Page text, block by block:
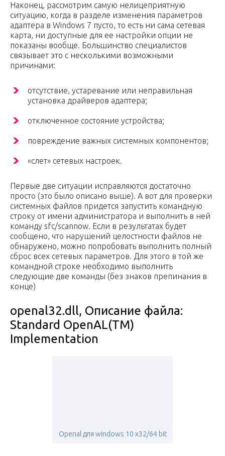
Наконец, рассмотрим самую нелицеприятную
ситуацию, когда в разделе изменения параметров
адаптера в Windows 7 пусто, то есть ни сама сетевая
карта, ни доступные для ее настройки опции не
показаны вообще. Большинство специалистов
связывает это с несколькими возможными
причинами:
отсутствие, устаревание или неправильная
установка драйверов адаптера;
отключенное состояние устройства;
повреждение важных системных компонентов;
«слет» сетевых настроек.
Первые две ситуации исправляются достаточно
просто (это было описано выше). А вот для проверки
системных файлов придется запустить командную
строку от имени администратора и выполнить в ней
команду sfc/scannow. Если в результатах будет
сообщено, что нарушений целостности файлов не
обнаружено, можно попробовать выполнить полный
сброс всех сетевых параметров. Для этого в той же
командной строке необходимо выполнить
следующие две команды (без знаков препинания в
конце)
openal32.dll, Описание файла:
Standard OpenAL(TM)
Implementation
Openal для windows 10 x32/64 bit